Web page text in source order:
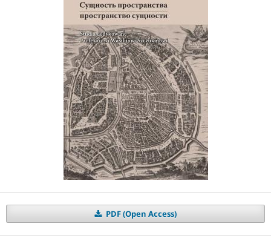
PDF (Open Access)